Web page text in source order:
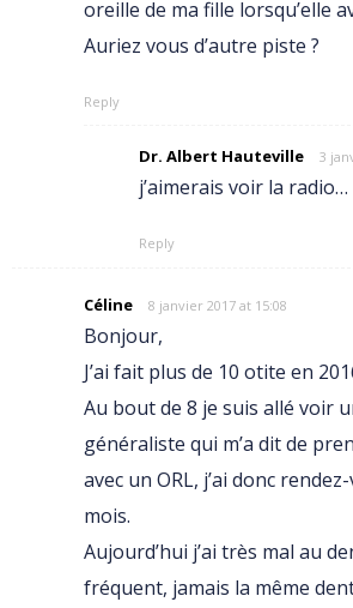
oreille de ma fille lorsqu’elle
Auriez vous d’autre piste ?
Reply
Dr. Albert Hauteville 3
j’aimerais voir la radio…
Reply
Céline 8 janvier 2017 at 15:08
Bonjour,
J’ai fait plus de 10 otite en
Au bout de 8 je suis allé voir
généraliste qui m’a dit de
avec un ORL, j’ai donc
mois.
Aujourd’hui j’ai très mal au
fréquent, jamais la même